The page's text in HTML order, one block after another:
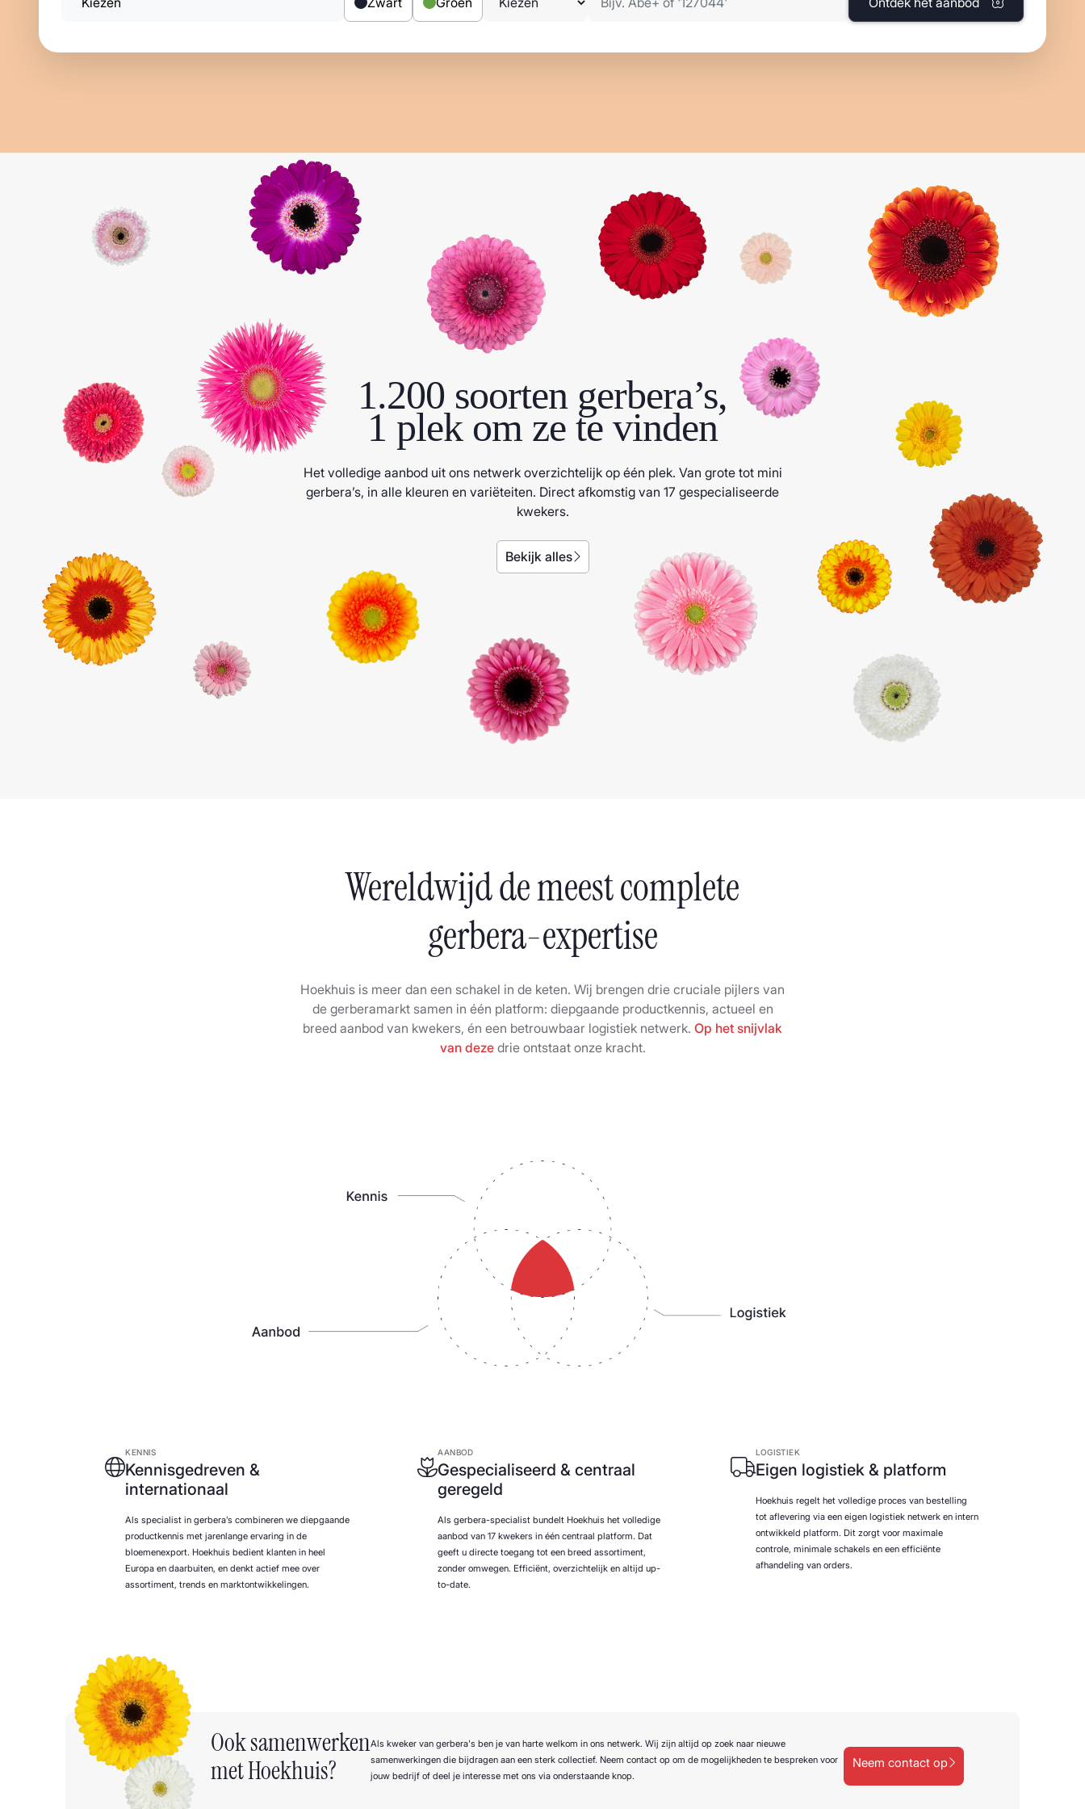
1.200 soorten gerbera’s,
1 plek om ze te vinden
Het volledige aanbod uit ons netwerk overzichtelijk op één plek. Van grote tot mini
gerbera’s, in alle kleuren en variëteiten. Direct afkomstig van 17 gespecialiseerde
kwekers.
Bekijk alles
Wereldwijd de meest complete
gerbera-expertise
Hoekhuis is meer dan een schakel in de keten. Wij brengen drie cruciale pijlers van
de gerberamarkt samen in één platform: diepgaande productkennis, actueel en
breed aanbod van kwekers, én een betrouwbaar logistiek netwerk. Op het snijvlak
van dezedrie ontstaat onze kracht.
KENNIS
Kennisgedreven &
internationaal
Als specialist in gerbera’s combineren we diepgaande
productkennis met jarenlange ervaring in de
bloemenexport. Hoekhuis bedient klanten in heel
Europa en daarbuiten, en denkt actief mee over
assortiment, trends en marktontwikkelingen.
AANBOD
Gespecialiseerd & centraal
geregeld
Als gerbera-specialist bundelt Hoekhuis het volledige
aanbod van 17 kwekers in één centraal platform. Dat
geeft u directe toegang tot een breed assortiment,
zonder omwegen. Efficiënt, overzichtelijk en altijd up-
to-date.
LOGISTIEK
Eigen logistiek & platform
Hoekhuis regelt het volledige proces van bestelling
tot aflevering via een eigen logistiek netwerk en intern
ontwikkeld platform. Dit zorgt voor maximale
controle, minimale schakels en een efficiënte
afhandeling van orders.
Ook samenwerken
met Hoekhuis?
Als kweker van gerbera's ben je van harte welkom in ons netwerk. Wij zijn altijd op zoek naar nieuwe
samenwerkingen die bijdragen aan een sterk collectief. Neem contact op om de mogelijkheden te bespreken voor
jouw bedrijf of deel je interesse met ons via onderstaande knop.
Neem contact op